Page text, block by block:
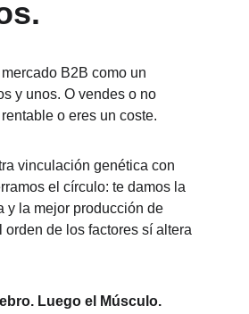
B2B como un
y unos. O vendes o no
o eres un coste.
vinculación genética con
el círculo: te damos la
y la mejor producción de
orden de los factores sí altera
Luego el Músculo.